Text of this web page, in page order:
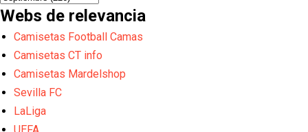
Webs de relevancia
Camisetas Football Camas
Camisetas CT info
Camisetas Mardelshop
Sevilla FC
LaLiga